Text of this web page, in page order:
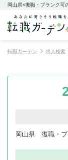
岡山県×復職・ブランク可
転職ガーデン 求人検索
岡山県 復職・